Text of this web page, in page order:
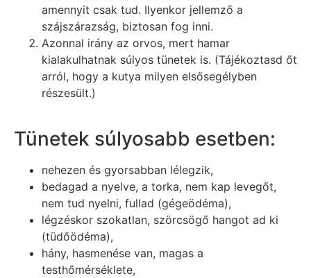
amennyit csak tud. Ilyenkor jellemző a
szájszárazság, biztosan fog inni.
Azonnal irány az orvos, mert hamar
kialakulhatnak súlyos tünetek is. (Tájékoztasd őt
arról, hogy a kutya milyen elsősegélyben
részesült.)
Tünetek súlyosabb esetben:
nehezen és gyorsabban lélegzik,
bedagad a nyelve, a torka, nem kap levegőt,
nem tud nyelni, fullad (gégeödéma),
légzéskor szokatlan, szörcsögő hangot ad ki
(tüdőödéma),
hány, hasmenése van, magas a
testhőmérséklete,